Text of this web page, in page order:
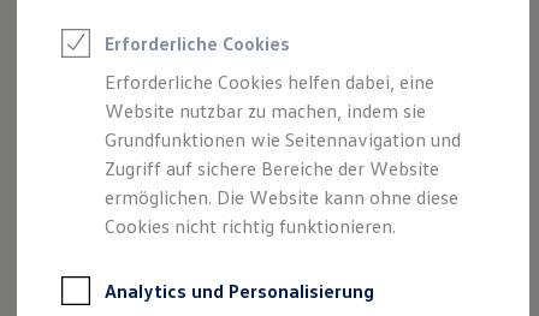
Fahrzeuge online kaufen
Digitaler Marktplatz
Kauf & Finanzierung
Online-Fahrzeugbewertung
Aktionen & Angebote
E-Auto-Förderung
Für Privatkunden
Für Gewerbekunden
Profi Paket
ProfiPartner für Gebrauchtwagen
sind?
Welche Vorteile habe ich beim
Online-Kauf?
Warum sind nicht alle
Volkswagen Nutzfahrzeuge
Partner und deren Fahrzeuge
verfügbar?
besichtigen?
Erforderliche Cookies
Erforderliche Cookies helfen dabei, eine
Website nutzbar zu machen, indem sie
Grundfunktionen wie Seitennavigation und
Zugriff auf sichere Bereiche der Website
ermöglichen. Die Website kann ohne diese
Cookies nicht richtig funktionieren.
Analytics und Personalisierung